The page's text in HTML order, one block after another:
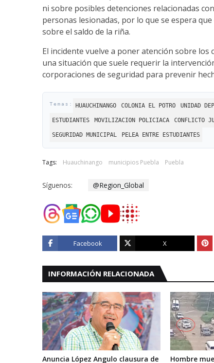
ni sobre posibles detenciones relacionadas
personas lesionadas, por lo que se espera
sobre el saldo de la riña.
El incidente vuelve a poner atención sobre
una situación que suele requerir la
corporaciones de seguridad para prevenir
HUAUCHINANGO COLONIA EL POTRO UNIDAD
ESTUDIANTES MOVILIZACION POLICIACA CONFLICTO
SEGURIDAD MUNICIPAL PELEA ENTRE ESTUDIANTES
Tags: Huauchinango municipios Puebla Puebla
Síguenos: @Region_Global
Facebook X
INFORMACIÓN RELACIONADA
Anuncia López Angulo clausura de Hombre